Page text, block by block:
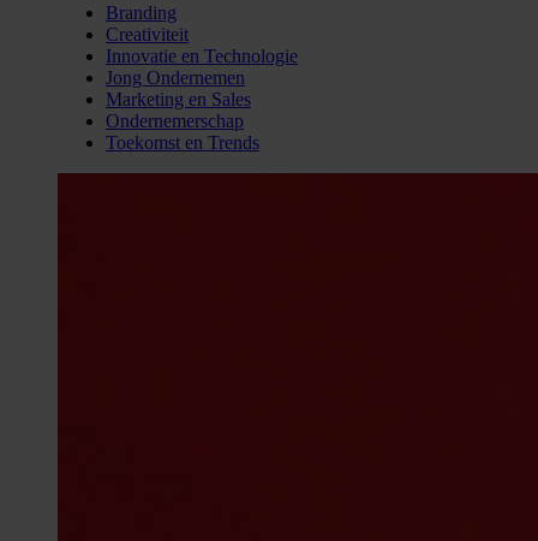
Branding
Creativiteit
Innovatie en Technologie
Jong Ondernemen
Marketing en Sales
Ondernemerschap
Toekomst en Trends